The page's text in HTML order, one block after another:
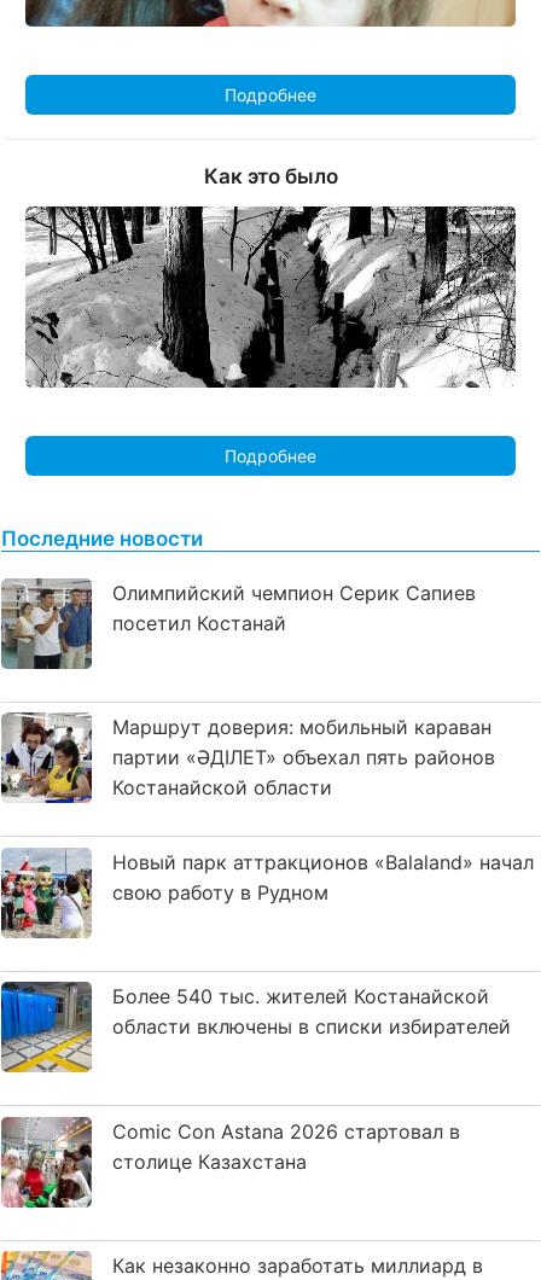
Подробнее
Как это было
Подробнее
Последние новости
Олимпийский чемпион Серик Сапиев
посетил Костанай
Маршрут доверия: мобильный караван
партии «ӘДІЛЕТ» объехал пять районов
Костанайской области
Новый парк аттракционов «Balaland» начал
свою работу в Рудном
Более 540 тыс. жителей Костанайской
области включены в списки избирателей
Comic Con Astana 2026 стартовал в
столице Казахстана
Как незаконно заработать миллиард в